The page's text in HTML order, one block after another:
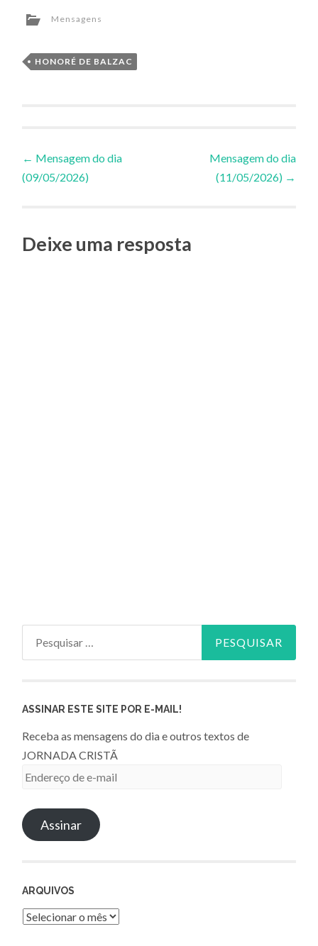
Mensagens
HONORÉ DE BALZAC
Navegação
de
Posts
← Mensagem do dia
(09/05/2026)
Mensagem do dia
(11/05/2026) →
Deixe uma resposta
ASSINAR ESTE SITE POR E-MAIL!
Receba as mensagens do dia e outros textos de
JORNADA CRISTÃ
Endereço
e-
mailAssinar
ARQUIVOS
Arquivos